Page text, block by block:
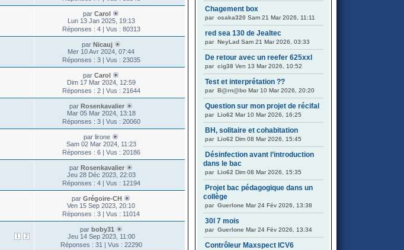
parCarol
Lun 13 Jan 2025, 19:13
Réponses : 4 | Vus : 80313
par Nicauj
Mer 10 Avr 2024, 07:44
Réponses : 3 | Vus : 23035
parCarol
Dim 17 Mar 2024, 12:59
Réponses : 2 | Vus : 21644
parRosenkavalier
Mar 05 Mar 2024, 13:18
Réponses : 3 | Vus : 20060
par lirone
Sam 02 Mar 2024, 11:23
Réponses : 6 | Vus : 20186
parRosenkavalier
Jeu 28 Déc 2023, 22:03
Réponses : 4 | Vus : 12194
parGrégoire-CH
Ven 15 Sep 2023, 20:10
Réponses : 3 | Vus : 11014
1 2
par boby31
Jeu 14 Sep 2023, 11:00
Réponses : 31 | Vus : 22290
Chagement box
par osaka320 Sam 21 Mar 2026, 11:11
red sea 130 de Jealtec
par NeyLad Sam 21 Mar 2026, 03:33
De retour avec un reefer 625xxl
par cig38 Ven 13 Mar 2026, 10:52
Test et interprétation ??
par B@rn@bo Mar 10 Mar 2026, 20:20
Question sur mon projet de récifal
par Lio62 Mar 10 Mar 2026, 16:25
BH, solitaire et cohabitation
par Lio62 Dim 08 Mar 2026, 15:45
Désinfection avant l’introduction
dans le bac
par Lio62 Dim 08 Mar 2026, 15:35
Projet bac pédagogique dans un
collège
par Guerlone Mar 24 Fév 2026, 13:38
30l 7 mois
par Guerlone Mar 24 Fév 2026, 13:34
Contrôleur Maxspect ICV6